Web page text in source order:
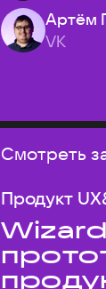
Артём
VK
Смотреть
Продукт